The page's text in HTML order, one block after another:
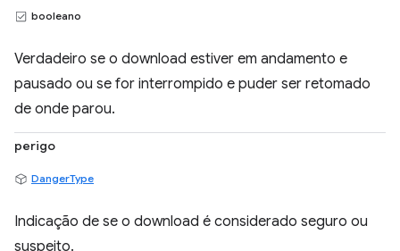
booleano
Verdadeiro se o download estiver em andamento e
pausado ou se for interrompido e puder ser retomado
de onde parou.
perigo
DangerType
Indicação de se o download é considerado seguro ou
suspeito.